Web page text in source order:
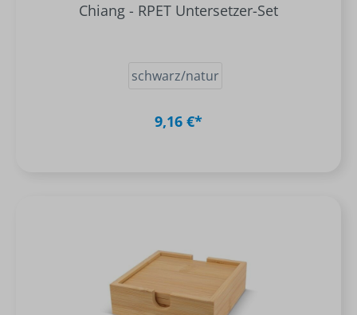
Chiang - RPET Untersetzer-Set
schwarz/natur
9,16 €*